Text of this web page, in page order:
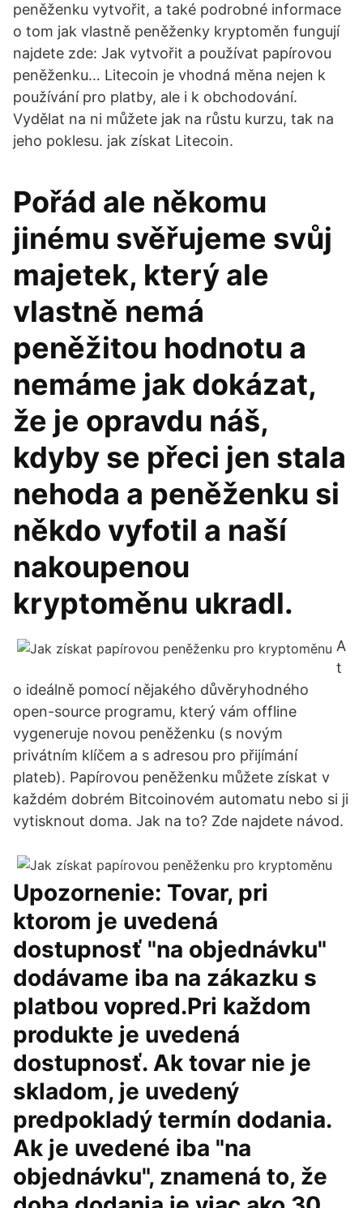
peněženku vytvořit, a také podrobné informace
o tom jak vlastně peněženky kryptoměn fungují
najdete zde: Jak vytvořit a používat papírovou
peněženku… Litecoin je vhodná měna nejen k
používání pro platby, ale i k obchodování.
Vydělat na ni můžete jak na růstu kurzu, tak na
jeho poklesu. jak získat Litecoin.
Pořád ale někomu
jinému svěřujeme svůj
majetek, který ale
vlastně nemá
peněžitou hodnotu a
nemáme jak dokázat,
že je opravdu náš,
kdyby se přeci jen stala
nehoda a peněženku si
někdo vyfotil a naší
nakoupenou
kryptoměnu ukradl.
A
t
o ideálně pomocí nějakého důvěryhodného
open-source programu, který vám offline
vygeneruje novou peněženku (s novým
privátním klíčem a s adresou pro přijímání
plateb). Papírovou peněženku můžete získat v
každém dobrém Bitcoinovém automatu nebo si ji
vytisknout doma. Jak na to? Zde najdete návod.
Upozornenie: Tovar, pri
ktorom je uvedená
dostupnosť "na objednávku"
dodávame iba na zákazku s
platbou vopred.Pri každom
produkte je uvedená
dostupnosť. Ak tovar nie je
skladom, je uvedený
predpokladý termín dodania.
Ak je uvedené iba "na
objednávku", znamená to, že